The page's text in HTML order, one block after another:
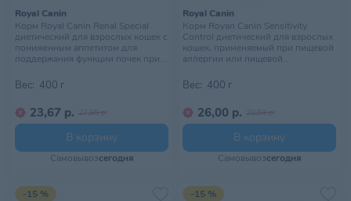
Royal Canin
Корм Royal Canin Renal Special
диетический для взрослых кошек с
пониженным аппетитом для
поддержания функции почек при
недостаточности. Ветеринарная
диета, 400 г
Вес: 400 г
23,67 р. 27,85 р.
В корзину
Самовывозсегодня
Royal Canin
Корм Royan Canin Sensitivity
Control диетический для взрослых
кошек, применяемый при пищевой
аллергии или пищевой
Вес: 400 г
26,00 р. 30,59 р.
В корзину
Самовывозсегодня
-15 % -15 %